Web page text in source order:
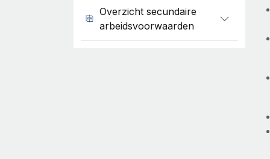
Overzicht secundaire
arbeidsvoorwaarden